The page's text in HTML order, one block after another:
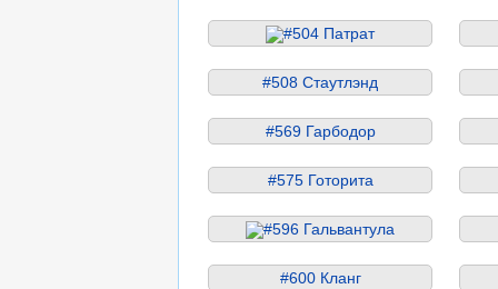
#504 Патрат
#508 Стаутлэнд
#569 Гарбодор
#575 Готорита
#596 Гальвантула
#600 Кланг